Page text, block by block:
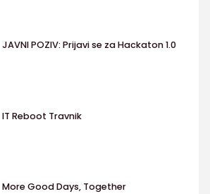
JAVNI POZIV: Prijavi se za Hackaton 1.0
IT Reboot Travnik
More Good Days, Together